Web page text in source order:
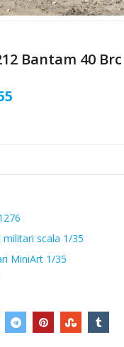
Bantam 40 Brc
militari scala 1/35
MiniArt 1/35